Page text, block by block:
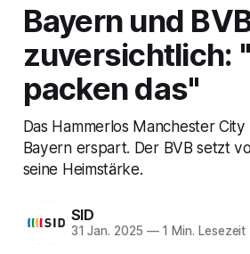
Bayern und
zuversichtlich:
packen das"
Das Hammerlos Manchester
Bayern erspart. Der BVB setzt
seine Heimstärke.
SID
31 Jan. 2025 —1 Min. Lesezeit